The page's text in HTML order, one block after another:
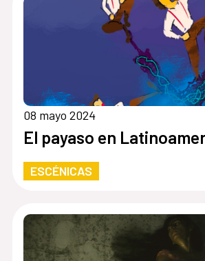
08 mayo 2024
El payaso en
ESCÉNICAS